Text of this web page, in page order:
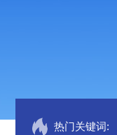
热门关键词: